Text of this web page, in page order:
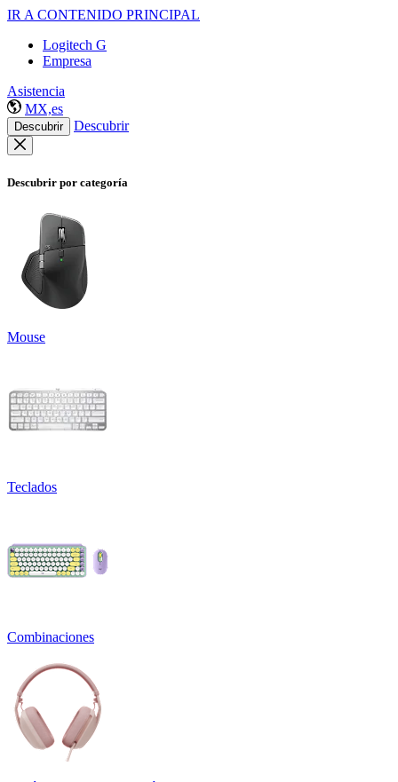
IR A CONTENIDO PRINCIPAL
Logitech G
Empresa
Asistencia
MX,es
Descubrir Descubrir
Descubrir por categoría
Mouse
Teclados
Combinaciones